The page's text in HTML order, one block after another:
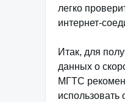
легко
интернет-
Итак, для
данных о
МГТС